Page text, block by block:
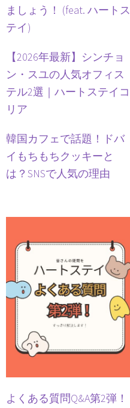
ましょう！ (feat. ハートス
テイ)
【2026年最新】シンチョ
ン・スユの人気オフィス
テル2選｜ハートステイコ
リア
韓国カフェで話題！ドバ
イもちもちクッキーと
は？SNSで人気の理由
よくある質問Q&A第2弾！